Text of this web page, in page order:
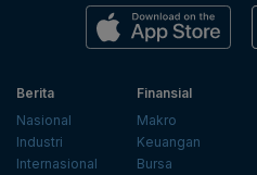
Berita
Nasional
Industri
Internasional
Finansial
Makro
Keuangan
Bursa